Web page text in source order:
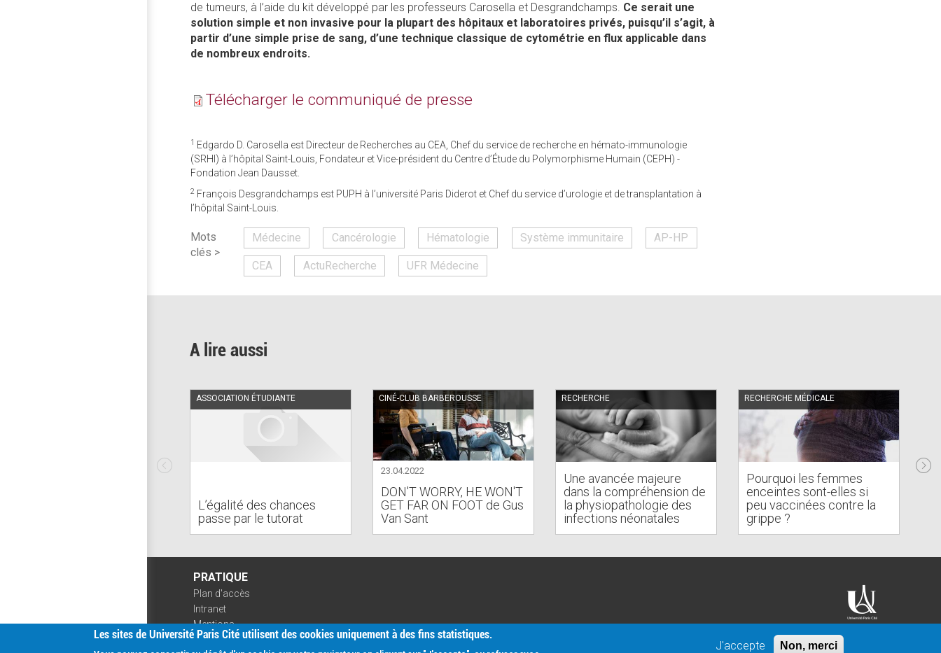
de tumeurs, à l’aide du kit développé par les professeurs Carosella et Desgrandchamps. Ce serait une
solution simple et non invasive pour la plupart des hôpitaux et laboratoires privés, puisqu’il s’agit, à
partir d’une simple prise de sang, d’une technique classique de cytométrie en flux applicable dans
de nombreux endroits.
Télécharger le communiqué de presse
1 Edgardo D. Carosella est Directeur de Recherches au CEA, Chef du service de recherche en hémato-immunologie
(SRHI) à l’hôpital Saint-Louis, Fondateur et Vice-président du Centre d’Étude du Polymorphisme Humain (CEPH) -
Fondation Jean Dausset.
2 François Desgrandchamps est PUPH à l’université Paris Diderot et Chef du service d’urologie et de transplantation à
l’hôpital Saint-Louis.
Mots
clés >
Médecine Cancérologie Hématologie Système immunitaire AP-HP
CEA ActuRecherche UFR Médecine
A lire aussi
ASSOCIATION ÉTUDIANTE
L’égalité des chances
passe par le tutorat
CINÉ-CLUB BARBEROUSSE
23.04.2022
DON'T WORRY, HE WON'T
GET FAR ON FOOT de Gus
Van Sant
RECHERCHE
Une avancée majeure
dans la compréhension de
la physiopathologie des
infections néonatales
RECHERCHE MÉDICALE
Pourquoi les femmes
enceintes sont-elles si
peu vaccinées contre la
grippe ?
PRATIQUE
Plan d'accès
Intranet
Mentions
légales
Les sites de Université Paris Cité utilisent des cookies uniquement à des fins statistiques.
J'accepte Non, merci